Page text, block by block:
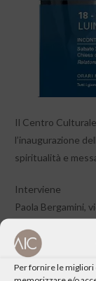
Per fornire le migliori
Il Centro Culturale
l’inaugurazione
spiritualità e
Interviene
Paola Bergamini,